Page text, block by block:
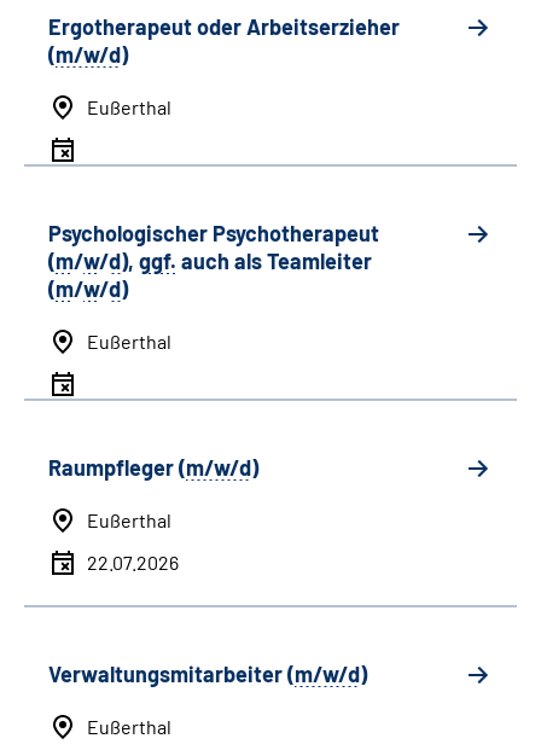
Ergotherapeut oder Arbeitserzieher
(m/w/d)
Eußerthal
Psychologischer Psychotherapeut
(m/w/d), ggf. auch alsTeamleiter
(m/w/d)
Eußerthal
Raumpfleger (m/w/d)
Eußerthal
22.07.2026
Verwaltungsmitarbeiter (m/w/d)
Eußerthal